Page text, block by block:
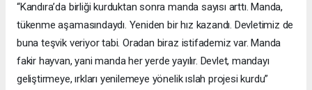
“Kandıra’da birliği kurduktan sonra manda sayısı arttı. Manda,
tükenme aşamasındaydı. Yeniden bir hız kazandı. Devletimiz de
buna teşvik veriyor tabi. Oradan biraz istifademiz var. Manda
fakir hayvan, yani manda her yerde yayılır. Devlet, mandayı
geliştirmeye, ırkları yenilemeye yönelik ıslah projesi kurdu”